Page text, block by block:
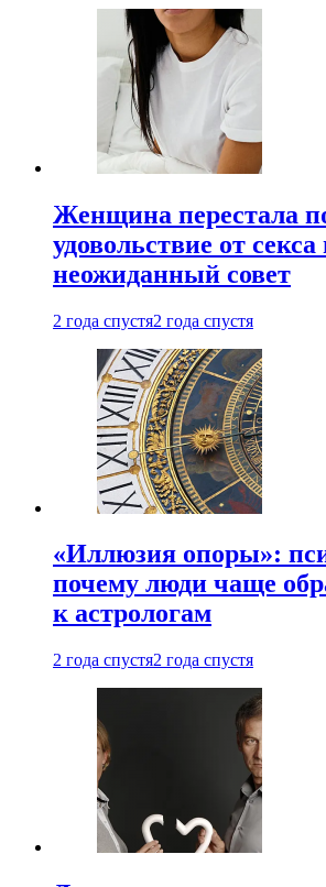
Женщина перестала
удовольствие от
неожиданный совет
2 года спустя2 года спустя
«Иллюзия опоры»:
почему люди чаще
к астрологам
2 года спустя2 года спустя